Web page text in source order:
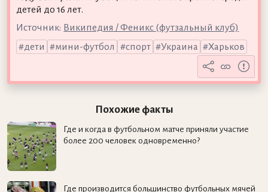
детей до 16 лет.
Источник: Википедия / Феникс (футзальный клуб)
дети
мини-футбол спорт Украина Харьков
Похожие факты
Где и когда в футбольном матче приняли участие
более 200 человек одновременно?
Где производится большинство футбольных мячей